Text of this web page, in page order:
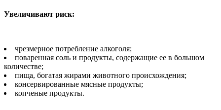
Увеличивают риск:
чрезмерное потребление алкоголя;
поваренная соль и продукты, содержащие ее в большом
количестве;
пища, богатая жирами животного происхождения;
консервированные мясные продукты;
копченые продукты.